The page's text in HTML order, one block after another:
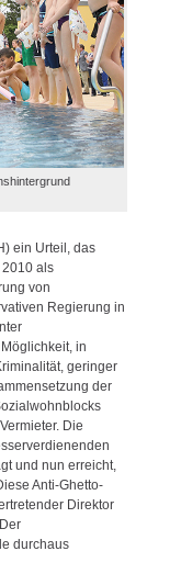
ein Urteil, das
als
von
Regierung in
in
geringer
der
Die
und nun erreicht,
Anti-Ghetto-
Direktor
durchaus